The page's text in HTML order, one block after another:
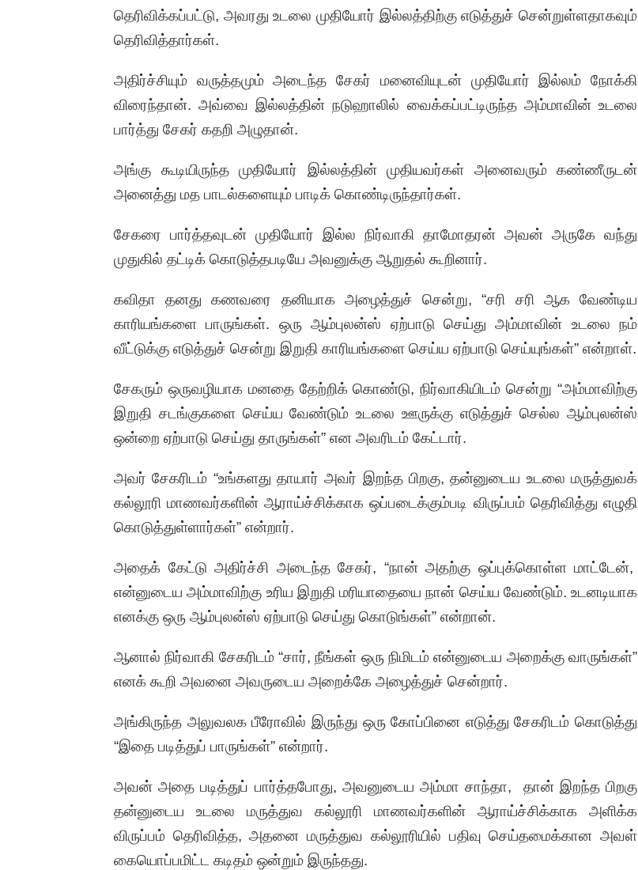
தெரிவிக்கப்பட்டு, அவரது உடலை முதியோர் இல்லத்திற்கு எடுத்துச் சென்றுள்ளதாகவும்
தெரிவித்தார்கள்.
அதிர்ச்சியும் வருத்தமும் அடைந்த சேகர் மனைவியுடன் முதியோர் இல்லம் நோக்கி
விரைந்தான். அவ்வை இல்லத்தின் நடுஹாலில் வைக்கப்பட்டிருந்த அம்மாவின் உடலை
பார்த்து சேகர் கதறி அழுதான்.
அங்கு கூடியிருந்த முதியோர் இல்லத்தின் முதியவர்கள் அனைவரும் கண்ணீருடன்
அனைத்து மத பாடல்களையும் பாடிக் கொண்டிருந்தார்கள்.
சேகரை பார்த்தவுடன் முதியோர் இல்ல நிர்வாகி தாமோதரன் அவன் அருகே வந்து
முதுகில் தட்டிக் கொடுத்தபடியே அவனுக்கு ஆறுதல் கூறினார்.
கவிதா தனது கணவரை தனியாக அழைத்துச் சென்று, “சரி சரி ஆக வேண்டிய
காரியங்களை பாருங்கள். ஒரு ஆம்புலன்ஸ் ஏற்பாடு செய்து அம்மாவின் உடலை நம்
வீட்டுக்கு எடுத்துச் சென்று இறுதி காரியங்களை செய்ய ஏற்பாடு செய்யுங்கள்” என்றாள்.
சேகரும் ஒருவழியாக மனதை தேற்றிக் கொண்டு, நிர்வாகியிடம் சென்று “அம்மாவிற்கு
இறுதி சடங்குகளை செய்ய வேண்டும் உடலை ஊருக்கு எடுத்துச் செல்ல ஆம்புலன்ஸ்
ஒன்றை ஏற்பாடு செய்து தாருங்கள்” என அவரிடம் கேட்டார்.
அவர் சேகரிடம் “உங்களது தாயார் அவர் இறந்த பிறகு, தன்னுடைய உடலை மருத்துவக்
கல்லூரி மாணவர்களின் ஆராய்ச்சிக்காக ஒப்படைக்கும்படி விருப்பம் தெரிவித்து எழுதி
கொடுத்துள்ளார்கள்” என்றார்.
அதைக் கேட்டு அதிர்ச்சி அடைந்த சேகர், “நான் அதற்கு ஒப்புக்கொள்ள மாட்டேன்,
என்னுடைய அம்மாவிற்கு உரிய இறுதி மரியாதையை நான் செய்ய வேண்டும். உடனடியாக
எனக்கு ஒரு ஆம்புலன்ஸ் ஏற்பாடு செய்து கொடுங்கள்” என்றான்.
ஆனால் நிர்வாகி சேகரிடம் “சார், நீங்கள் ஒரு நிமிடம் என்னுடைய அறைக்கு வாருங்கள்”
எனக் கூறி அவனை அவருடைய அறைக்கே அழைத்துச் சென்றார்.
அங்கிருந்த அலுவலக பீரோவில் இருந்து ஒரு கோப்பினை எடுத்து சேகரிடம் கொடுத்து
“இதை படித்துப் பாருங்கள்” என்றார்.
அவன் அதை படித்துப் பார்த்தபோது, அவனுடைய அம்மா சாந்தா, தான் இறந்த பிறகு
தன்னுடைய உடலை மருத்துவ கல்லூரி மாணவர்களின் ஆராய்ச்சிக்காக அளிக்க
விருப்பம் தெரிவித்த, அதனை மருத்துவ கல்லூரியில் பதிவு செய்தமைக்கான அவள்
கையொப்பமிட்ட கடிதம் ஒன்றும் இருந்தது.